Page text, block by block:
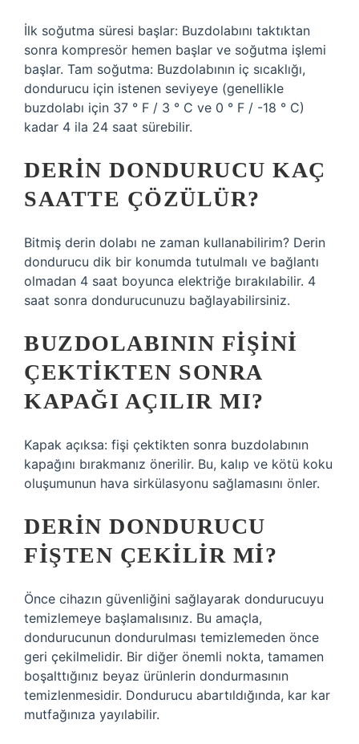
İlk soğutma süresi başlar: Buzdolabını taktıktan
sonra kompresör hemen başlar ve soğutma işlemi
başlar. Tam soğutma: Buzdolabının iç sıcaklığı,
dondurucu için istenen seviyeye (genellikle
buzdolabı için 37 ° F / 3 ° C ve 0 ° F / -18 ° C)
kadar 4 ila 24 saat sürebilir.
DERIN DONDURUCU KAÇ
SAATTE ÇÖZÜLÜR?
Bitmiş derin dolabı ne zaman kullanabilirim? Derin
dondurucu dik bir konumda tutulmalı ve bağlantı
olmadan 4 saat boyunca elektriğe bırakılabilir. 4
saat sonra dondurucunuzu bağlayabilirsiniz.
BUZDOLABININ FIŞINI
ÇEKTIKTEN SONRA
KAPAĞI AÇILIR MI?
Kapak açıksa: fişi çektikten sonra buzdolabının
kapağını bırakmanız önerilir. Bu, kalıp ve kötü koku
oluşumunun hava sirkülasyonu sağlamasını önler.
DERIN DONDURUCU
FIŞTEN ÇEKILIR MI?
Önce cihazın güvenliğini sağlayarak dondurucuyu
temizlemeye başlamalısınız. Bu amaçla,
dondurucunun dondurulması temizlemeden önce
geri çekilmelidir. Bir diğer önemli nokta, tamamen
boşalttığınız beyaz ürünlerin dondurmasının
temizlenmesidir. Dondurucu abartıldığında, kar kar
mutfağınıza yayılabilir.